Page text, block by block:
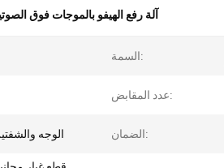
آلة رفع الهيفو بالموجات فوق
السمة:
عدد المقابض:
الوجه الضمان: